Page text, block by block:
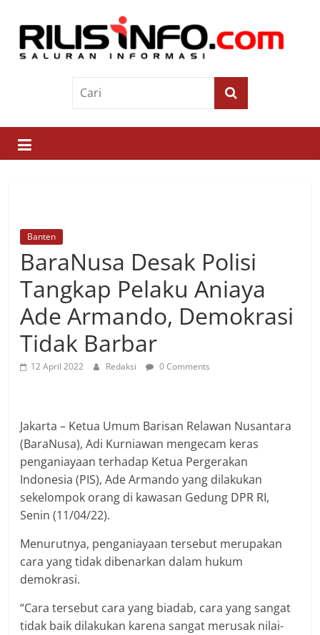
contentRilis
Saluran
Informasi
Banten
BaraNusa Desak Polisi
Tangkap Pelaku Aniaya
Ade Armando, Demokrasi
Tidak Barbar
12 April 2022 Redaksi 0 Comments
Jakarta – Ketua Umum Barisan Relawan Nusantara
(BaraNusa), Adi Kurniawan mengecam keras
penganiayaan terhadap Ketua Pergerakan
Indonesia (PIS), Ade Armando yang dilakukan
sekelompok orang di kawasan Gedung DPR RI,
Senin (11/04/22).
Menurutnya, penganiayaan tersebut merupakan
cara yang tidak dibenarkan dalam hukum
demokrasi.
“Cara tersebut cara yang biadab, cara yang sangat
tidak baik dilakukan karena sangat merusak nilai-